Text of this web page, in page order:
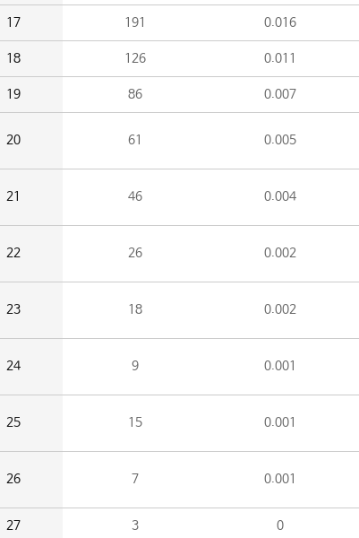
17 191 0.016
18 126 0.011
19 86 0.007
20 61 0.005
21 46 0.004
22 26 0.002
23 18 0.002
24 9 0.001
25 15 0.001
26 7 0.001
27 3 0